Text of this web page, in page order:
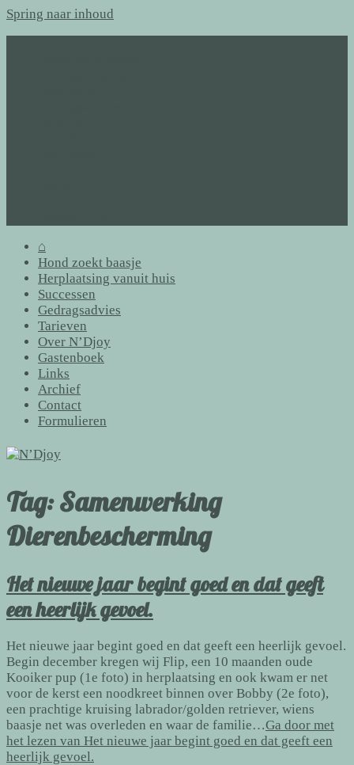
Spring naar inhoud
⌂
Hond zoekt baasje
Herplaatsing vanuit huis
Successen
Gedragsadvies
Tarieven
Over N’Djoy
Gastenboek
Links
Archief
Contact
Formulieren
Tag:Samenwerking
Dierenbescherming
Het nieuwe jaar begint goed en dat geeft
een heerlijk gevoel.
Het nieuwe jaar begint goed en dat geeft een heerlijk gevoel.
Begin december kregen wij Flip, een 10 maanden oude
Kooiker pup (1e foto) in herplaatsing en ook kwam er net
voor de kerst een noodkreet binnen over Bobby (2e foto),
een prachtige kruising labrador/golden retriever, wiens
baasje net was overleden en waar de familie…Ga door met
het lezen van Het nieuwe jaar begint goed en dat geeft een
heerlijk gevoel.